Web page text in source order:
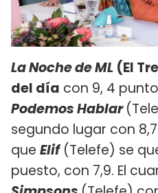
La Noche de ML (El
del día con 9, 4
Podemos Hablar
segundo lugar con
que Elif(Telefe) se
puesto, con 7,9. El